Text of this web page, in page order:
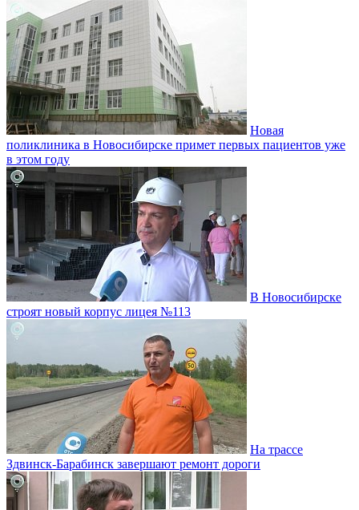
Новая
поликлиника в Новосибирске примет первых пациентов уже
в этом году
В Новосибирске
строят новый корпус лицея №113
На трассе
Здвинск-Барабинск завершают ремонт дороги